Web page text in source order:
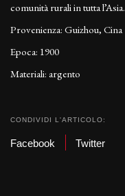
comunità rurali in tutta l’Asia.
Provenienza: Guizhou, Cina
Epoca: 1900
Materiali: argento
CONDIVIDI L'ARTICOLO:
Facebook Twitter